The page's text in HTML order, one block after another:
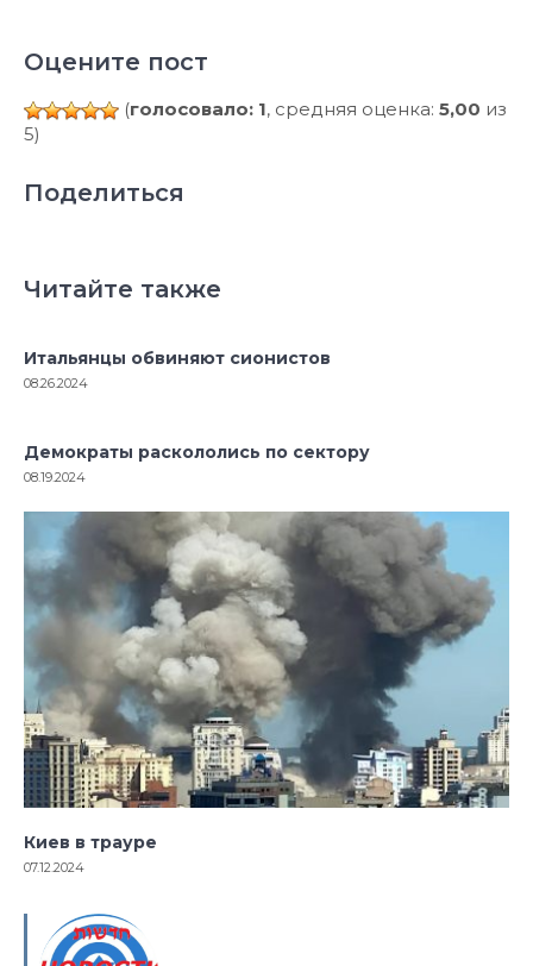
Оцените пост
(голосовало: 1, средняя оценка: 5,00 из
5)
Поделиться
Читайте также
Итальянцы обвиняют сионистов
08.26.2024
Демократы раскололись по сектору
08.19.2024
Киев в трауре
07.12.2024